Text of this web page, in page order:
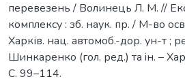
перевезень / Волинець Л. М. //
комплексу : зб. наук. пр. / М-во
Харків. нац. автомоб.-дор. ун-т ;
Шинкаренко (гол. ред.) та iн. –
С. 99–114.